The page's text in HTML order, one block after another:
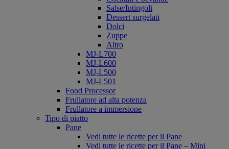
Salse/Intingoli
Dessert surgelati
Dolci
Zuppe
Altro
MJ-L700
MJ-L600
MJ-L500
MJ-L501
Food Processor
Frullatore ad alta potenza
Frullatore a immersione
Tipo di piatto
Pane
Vedi tutte le ricette per il Pane
Vedi tutte le ricette per il Pane – Mini